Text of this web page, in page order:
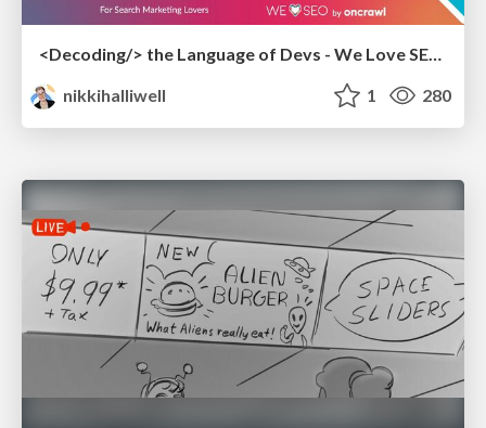
<Decoding/> the Language of Devs - We Love SEO 2024
nikkihalliwell
1 280